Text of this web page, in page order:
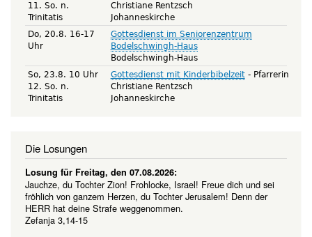
11. So. n.
Trinitatis
Christiane Rentzsch
Johanneskirche
Do, 20.8. 16-17
Uhr
Gottesdienst im Seniorenzentrum
Bodelschwingh-Haus
Bodelschwingh-Haus
So, 23.8. 10 Uhr
12. So. n.
Trinitatis
Gottesdienst mit Kinderbibelzeit
Pfarrerin
Christiane Rentzsch
Johanneskirche
Die Losungen
Losung für Freitag, den 07.08.2026:
Jauchze, du Tochter Zion! Frohlocke, Israel! Freue dich und sei
fröhlich von ganzem Herzen, du Tochter Jerusalem! Denn der
HERR hat deine Strafe weggenommen.
Zefanja 3,14-15